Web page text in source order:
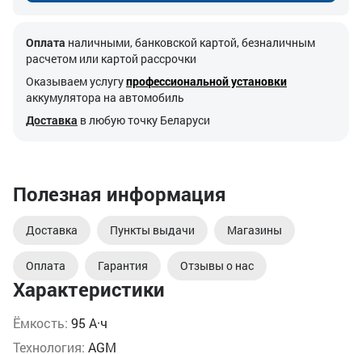
Характеристики
Ёмкость: 95 А·ч
Технология: AGM
Оплата наличными, банковской картой, безналичным
расчетом или картой рассрочки
Оказываем услугупрофессиональной установки
аккумулятора на автомобиль
Доставка в любую точку Беларуси
Полезная информация
Доставка Пункты выдачи Магазины
Оплата Гарантия Отзывы о нас